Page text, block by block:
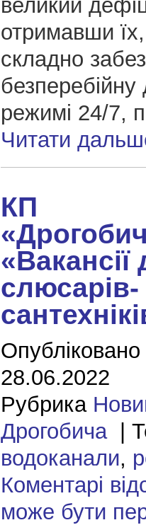
великий
отримавши
складно
безперебійну
режимі 24/7,
Читати
КП
«Вакансії
слюсарів-
28.06.2022
Рубрика
Дрогобича|
водоканали,
Коментарі
може бути